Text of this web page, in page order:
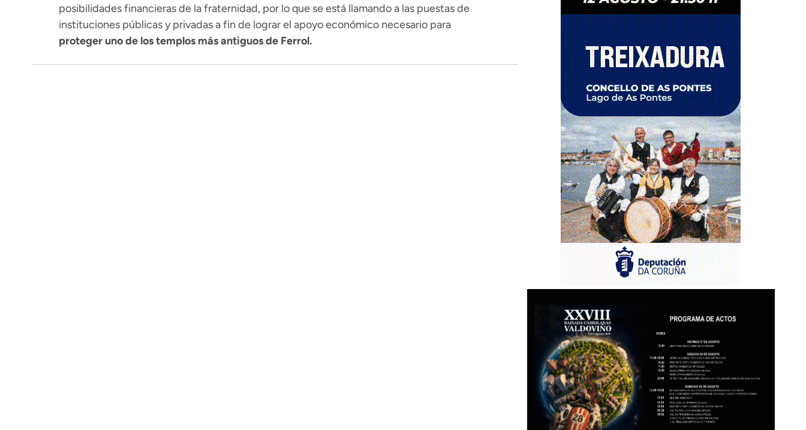
posibilidades financieras de la fraternidad, por lo que se está llamando a las puestas de
instituciones públicas y privadas a fin de lograr el apoyo económico necesario para
proteger uno de los templos más antiguos de Ferrol.